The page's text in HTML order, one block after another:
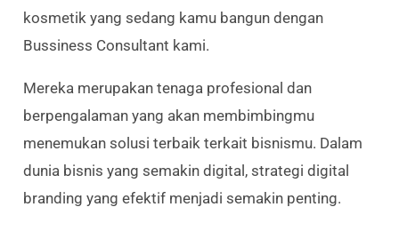
kosmetik yang sedang kamu bangun dengan
Bussiness Consultant kami.
Mereka merupakan tenaga profesional dan
berpengalaman yang akan membimbingmu
menemukan solusi terbaik terkait bisnismu. Dalam
dunia bisnis yang semakin digital, strategi digital
branding yang efektif menjadi semakin penting.